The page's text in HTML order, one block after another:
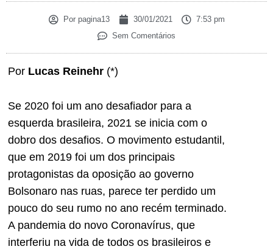
Porpagina13 30/01/2021
7:53 pm
Sem Comentários
Por Lucas Reinehr (*)
Se 2020 foi um ano desafiador para a
esquerda brasileira, 2021 se inicia com o
dobro dos desafios. O movimento estudantil,
que em 2019 foi um dos principais
protagonistas da oposição ao governo
Bolsonaro nas ruas, parece ter perdido um
pouco do seu rumo no ano recém terminado.
A pandemia do novo Coronavírus, que
interferiu na vida de todos os brasileiros e